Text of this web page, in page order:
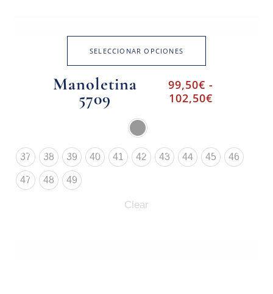
SELECCIONAR OPCIONES
Manoletina
5709
99,50€ -
102,50€
37 38 39 40 41 42 43 44 45 46
47 48 49
Clear